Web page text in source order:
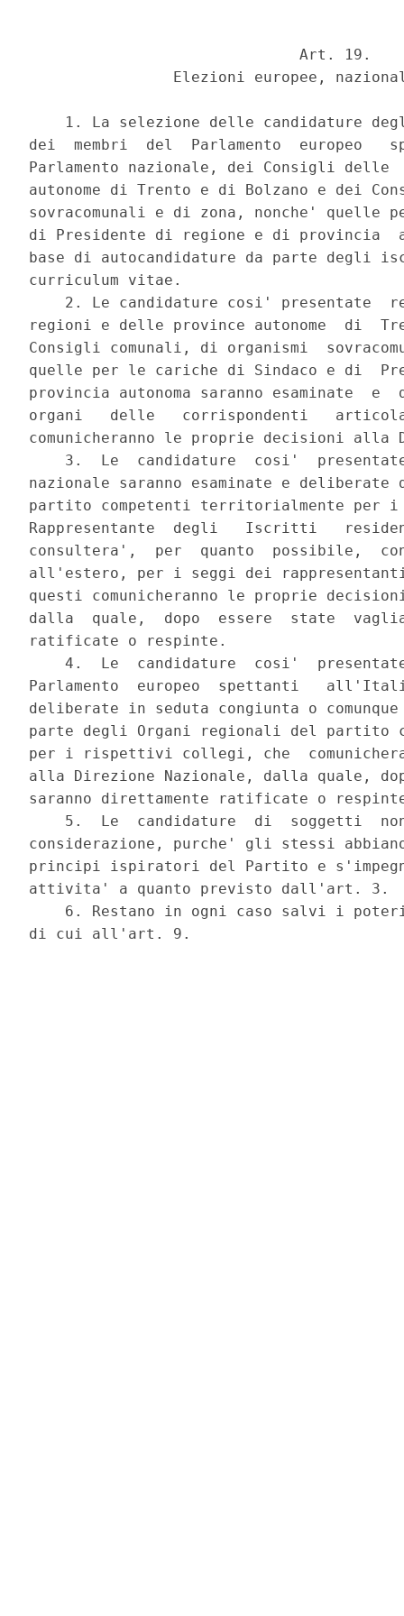
                              Art. 19.
Elezioni europee,
1. La selezione delle candidature
dei  membri  del  Parlamento
Parlamento nazionale, dei Consigli
autonome di Trento e di Bolzano e dei
sovracomunali e di zona, nonche' quelle
di Presidente di regione e di provincia
base di autocandidature da parte degli
curriculum vitae.
2. Le candidature cosi' presentate
regioni e delle province autonome  di
Consigli comunali, di organismi
quelle per le cariche di Sindaco e di
provincia autonoma saranno esaminate
organi   delle   corrispondenti
comunicheranno le proprie decisioni alla
3.  Le  candidature  cosi'
nazionale saranno esaminate e
partito competenti territorialmente
Rappresentante  degli   Iscritti
consultera',  per  quanto  possibile,
all'estero, per i seggi dei
questi comunicheranno le proprie
dalla  quale,  dopo  essere  state
ratificate o respinte.
4.  Le  candidature  cosi'
Parlamento  europeo  spettanti
deliberate in seduta congiunta o
parte degli Organi regionali del partito
per i rispettivi collegi, che
alla Direzione Nazionale, dalla quale,
saranno direttamente ratificate o
5.  Le  candidature  di  soggetti
considerazione, purche' gli stessi
principi ispiratori del Partito e
attivita' a quanto previsto dall'art. 3.
6. Restano in ogni caso salvi i
di cui all'art. 9.